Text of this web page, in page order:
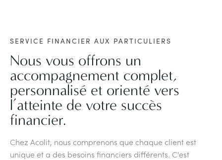
SERVICE FINANCIER AUX PARTICULIERS
Nous vous offrons un
accompagnement complet,
personnalisé et orienté vers
l’atteinte de votre succès
financier.
Chez Acolit, nous comprenons que chaque client est
unique et a des besoins financiers différents. C'est